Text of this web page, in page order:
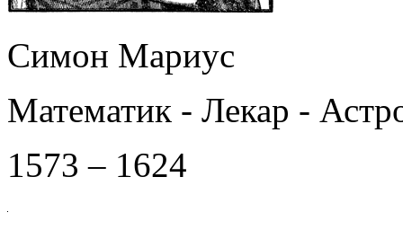
Симон Мариус
Математик - Лекар -
1573 – 1624